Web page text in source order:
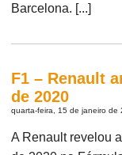
Barcelona. [...]
F1 – Renault
de 2020
quarta-feira, 15 de janeiro de
A Renault revelou